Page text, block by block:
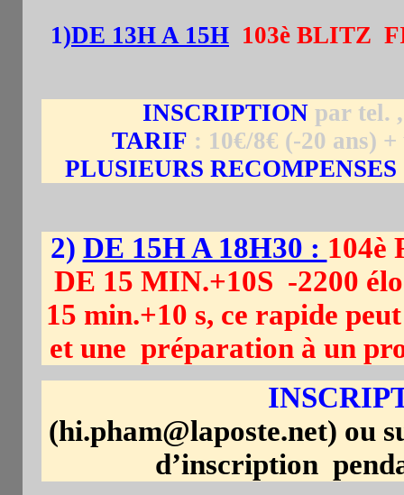
1)DE 13H A 15H 103è BLITZ
INSCRIPTIONpar tel. ,
TARIF : 10€/8€ (-20 ans)
PLUSIEURS RECOMPENSES
2) DE 15H A 18H30 : 104è
DE 15 MIN.+10S -2200
15 min.+10 s, ce rapide
et une préparation à un
(hi.pham@laposte.net) ou
d’inscription